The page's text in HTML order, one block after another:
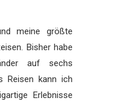
meine größte
Bisher habe
auf sechs
Reisen kann ich
Erlebnisse